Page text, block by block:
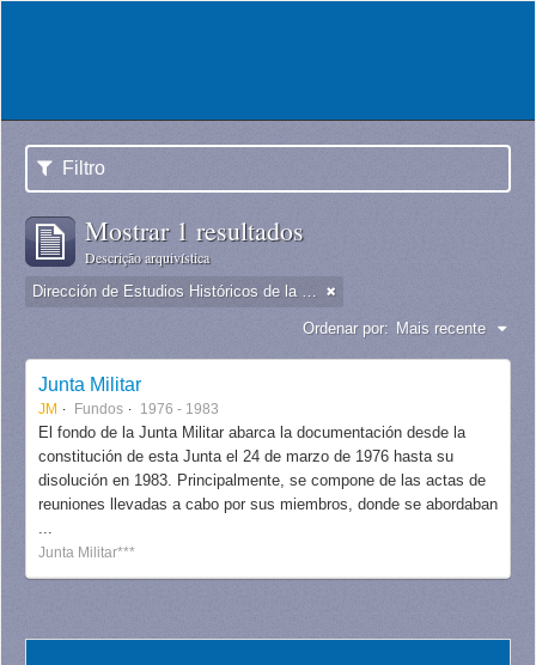
Filtro
Mostrar 1 resultados
Descrição arquivística
Dirección de Estudios Históricos de la Fuerza Aérea
Ordenar por: Mais recente
Junta Militar
JM Fundos 1976 - 1983
El fondo de la Junta Militar abarca la documentación desde la
constitución de esta Junta el 24 de marzo de 1976 hasta su
disolución en 1983. Principalmente, se compone de las actas de
reuniones llevadas a cabo por sus miembros, donde se abordaban
...
Junta Militar***